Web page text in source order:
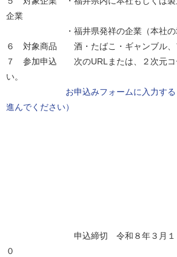
企業
・福井県発祥の企業（本社の場
６ 対象商品 酒・たばこ・ギャンブル、
７ 参加申込 次のURLまたは、２次元コ
い。
お申込みフォームに入力す
進んでください）
申込締切 令和８年３月１１日
０